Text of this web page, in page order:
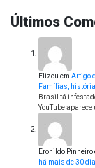
Últimos
Elizeu em Artigo
Famílias,
Brasil tá
YouTube aparece
Eronildo Pinheiro
há mais de 30